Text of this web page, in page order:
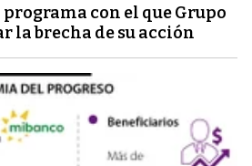
con el que Grupo
la brecha de su acción